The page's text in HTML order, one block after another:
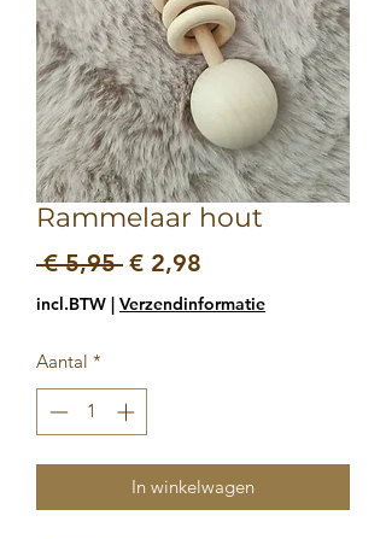
Rammelaar hout
€ 5,95 Normale
prijs
€ 2,98
incl.BTW | Verzendinformatie
Aantal *
In winkelwagen